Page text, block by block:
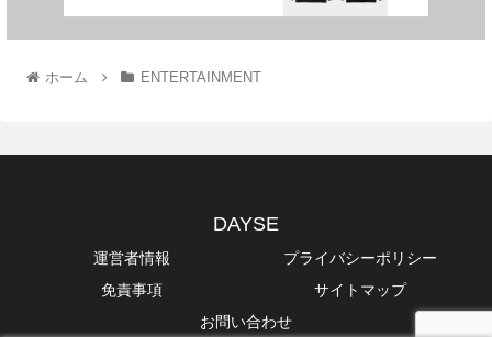
ホーム ENTERTAINMENT
DAYSE
運営者情報
プライバシーポリシー
免責事項
サイトマップ
お問い合わせ